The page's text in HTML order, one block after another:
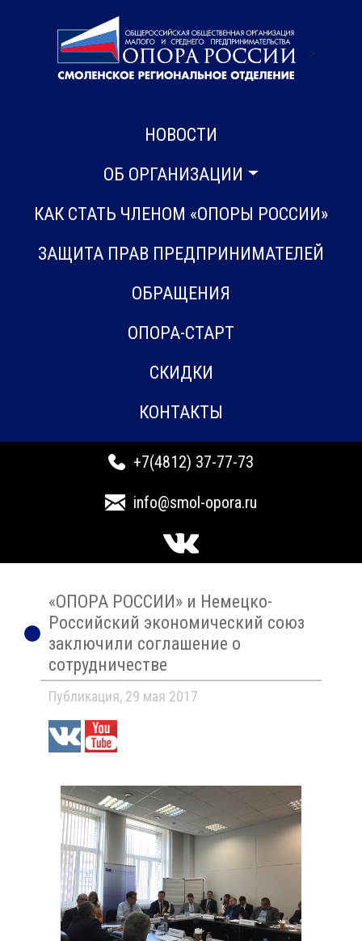
+7(4812) 37-77-73
info@smol-opora.ru
>
НОВОСТИ
ОБ ОРГАНИЗАЦИИ
КАК СТАТЬ ЧЛЕНОМ «ОПОРЫ РОССИИ»
ЗАЩИТА ПРАВ ПРЕДПРИНИМАТЕЛЕЙ
ОБРАЩЕНИЯ
ОПОРА-СТАРТ
СКИДКИ
КОНТАКТЫ
«ОПОРА РОССИИ» и Немецко-
Российский экономический союз
заключили соглашение о
сотрудничестве
Публикация, 29 мая 2017